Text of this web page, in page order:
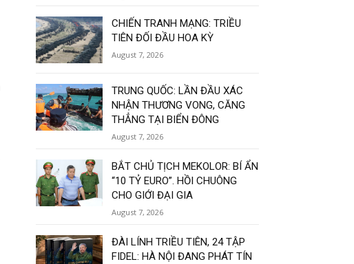
CHIẾN TRANH MẠNG: TRIỀU
TIÊN ĐỐI ĐẦU HOA KỲ
August 7, 2026
TRUNG QUỐC: LẦN ĐẦU XÁC
NHẬN THƯƠNG VONG, CĂNG
THẲNG TẠI BIỂN ĐÔNG
August 7, 2026
BẮT CHỦ TỊCH MEKOLOR: BÍ ẨN
“10 TỶ EURO”. HỒI CHUÔNG
CHO GIỚI ĐẠI GIA
August 7, 2026
ĐÀI LÍNH TRIỀU TIÊN, 24 TẬP
FIDEL: HÀ NỘI ĐANG PHÁT TÍN